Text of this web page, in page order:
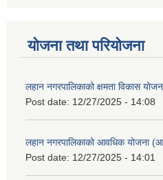
योजना तथा परियोजना
लहान नगरपालिकाको क्षमता विकास
Post date: 12/27/2025 - 14:08
लहान नगरपालिकाको आवधिक
Post date: 12/27/2025 - 14:01